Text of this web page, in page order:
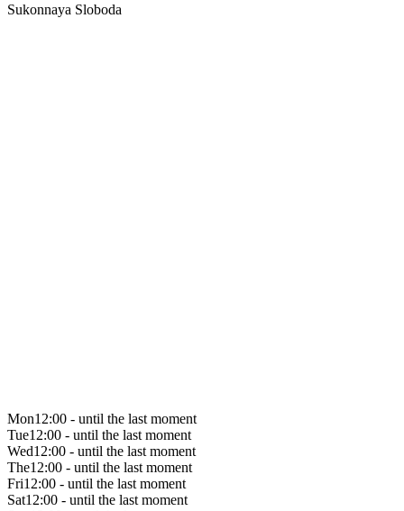
Sukonnaya Sloboda
Mon12:00 - until the last moment
Tue12:00 - until the last moment
Wed12:00 - until the last moment
The12:00 - until the last moment
Fri12:00 - until the last moment
Sat12:00 - until the last moment